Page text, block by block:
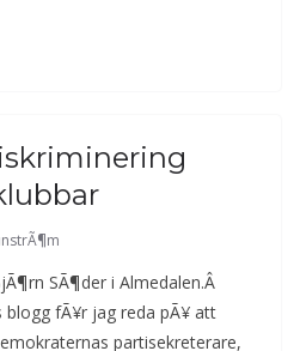
SÃ¶der i Almedalen.Â
fÃ¥r jag reda pÃ¥ att
partisekreterare,